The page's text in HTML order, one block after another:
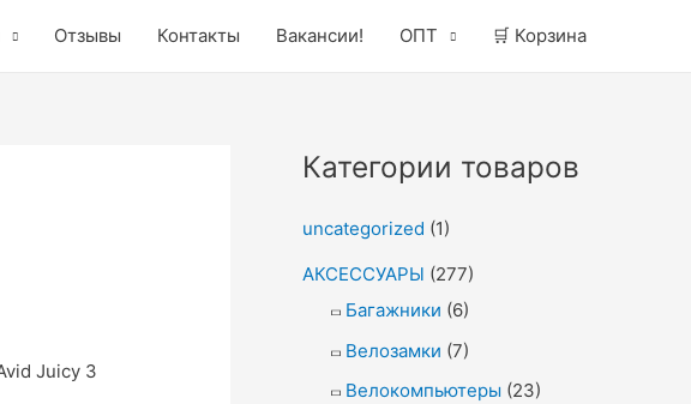
Отзывы Контакты Вакансии! ОПТ 🛒 Корзина
Категории товаров
uncategorized (1)
АКСЕССУАРЫ (277)
Багажники (6)
Велозамки (7)
Велокомпьютеры (23)